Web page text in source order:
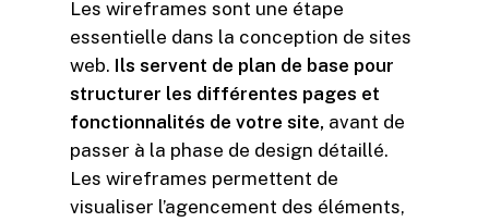
Les wireframes sont une étape
essentielle dans la conception de sites
web. Ils servent de plan de base pour
structurer les différentes pages et
fonctionnalités de votre site, avant de
passer à la phase de design détaillé.
Les wireframes permettent de
visualiser l’agencement des éléments,